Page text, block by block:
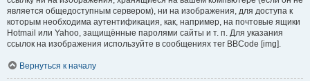
является общедоступным сервером), ни на изображения, для доступа к
которым необходима аутентификация, как, например, на почтовые ящики
Hotmail или Yahoo, защищённые паролями сайты и т. п. Для указания
ссылок на изображения используйте в сообщениях тег BBCode [img].
Вернуться к началу